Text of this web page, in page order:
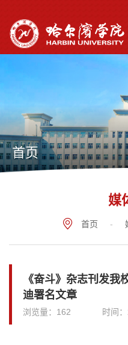
首页
媒
首页 -
《奋斗》杂志刊发我
迪署名文章
浏览量： 162 时间：